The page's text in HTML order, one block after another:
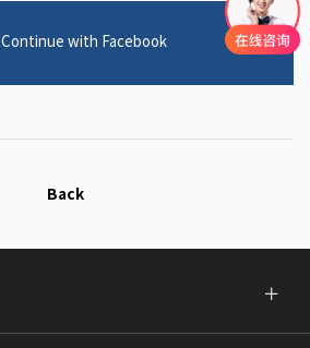
Continue with Facebook
Back
＋